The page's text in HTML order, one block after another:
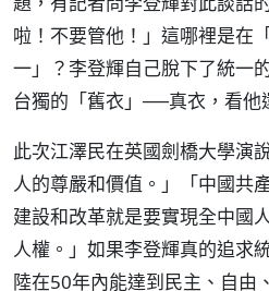
啦！不要管他！」這哪裡是在
一」？李登輝自己脫下了統一
台獨的「舊衣」──真衣，看他
此次江澤民在英國劍橋大學演
人的尊嚴和價值。」「中國共
建設和改革就是要實現全中國
人權。」如果李登輝真的追求
陸在50年內能達到民主、自由